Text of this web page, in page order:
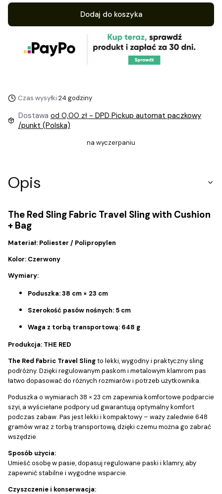
Dodaj do koszyka
Czas wysyłki:24 godziny
Dostawa od 0,00 zł - DPD Pickup automat paczkowy
/punkt (Polska)
na wyczerpaniu
Opis
The Red Sling Fabric Travel Sling with Cushion
+ Bag
Materiał: Poliester / Polipropylen
Kolor: Czerwony
Wymiary:
Poduszka: 38 cm × 23 cm
Szerokość pasów nośnych: 5 cm
Waga z torbą transportową: 648 g
Produkcja: THE RED
The Red Fabric Travel Slingto lekki, wygodny i praktyczny sling
podróżny. Dzięki regulowanym paskom i metalowym klamrom pas
łatwo dopasować do różnych rozmiarów i potrzeb użytkownika.
Poduszka o wymiarach 38 × 23 cm zapewnia komfortowe podparcie
szyi, a wyściełane podpory ud gwarantują optymalny komfort
podczas zabaw. Pas jest lekki i kompaktowy – waży zaledwie 648
gramów wraz z torbą transportową, dzięki czemu można go zabrać
wszędzie.
Sposób użycia:
Umieść osobę w pasie, dopasuj regulowane paski i klamry, aby
zapewnić stabilne i wygodne wsparcie.
Czyszczenie i konserwacja: